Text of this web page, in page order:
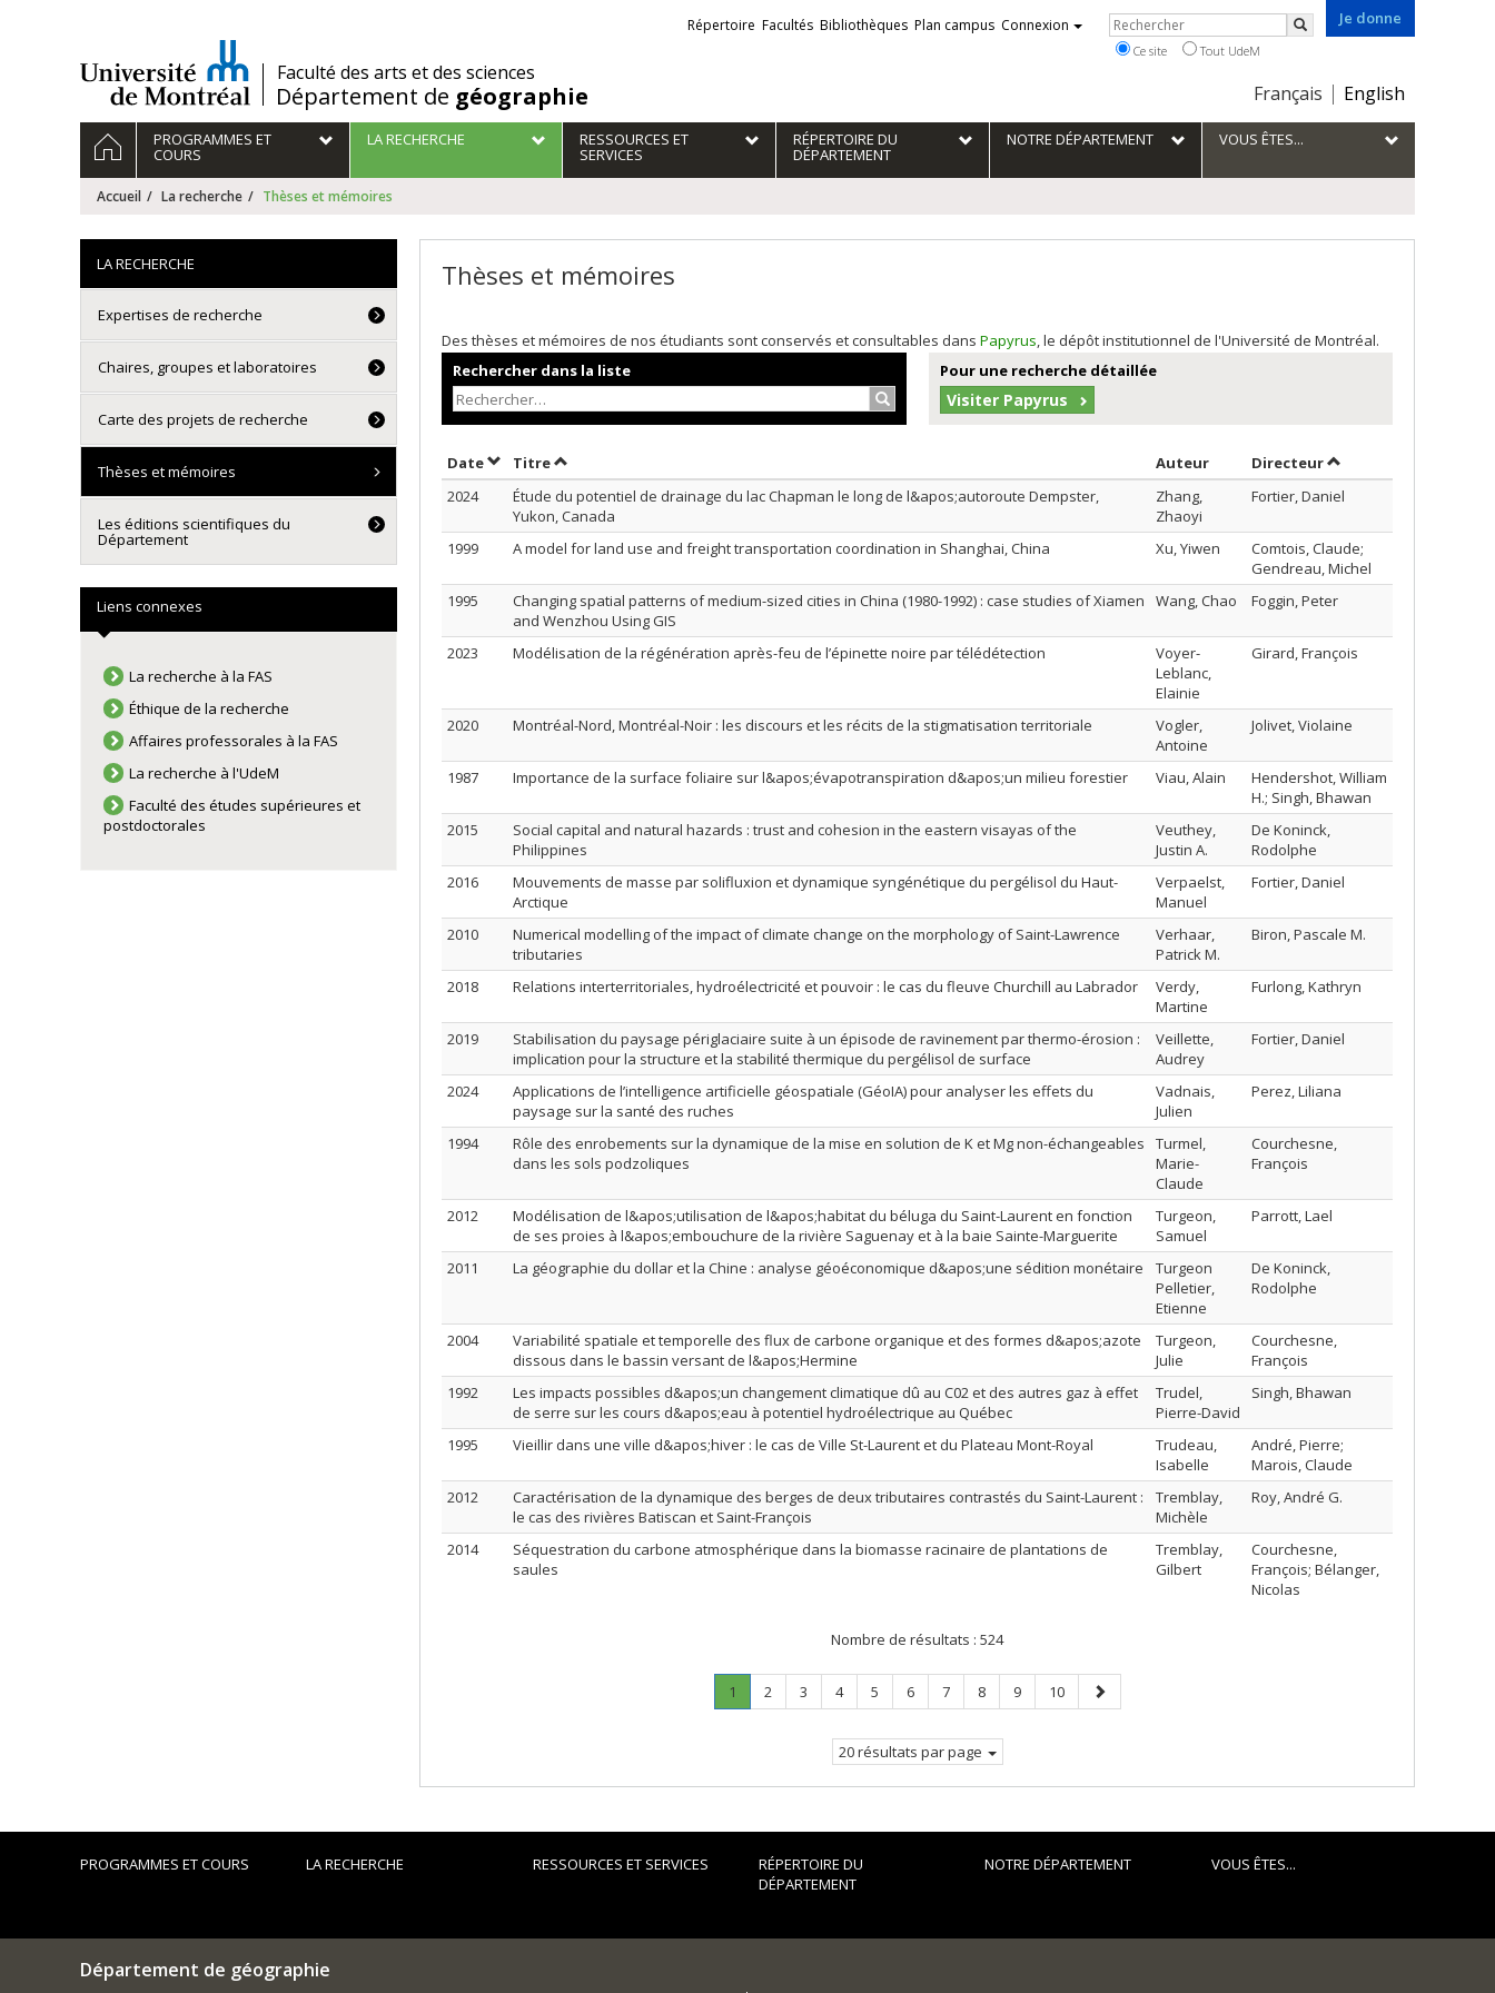
/Faculté des arts et des sciences
Département de géographie
Je donne
Choix
la
langue
Français English
Liens
externes
Répertoire Facultés Bibliothèques Plan campus Connexion Rechercher
Rechercher
Ce site Tout UdeM
Navigation
principale
ACCUEILPROGRAMMES ET
COURS
LA RECHERCHE RESSOURCES ET
SERVICES
RÉPERTOIRE DU
DÉPARTEMENT
NOTRE DÉPARTEMENT VOUS ÊTES...
Accueil La recherche Thèses et mémoires
Thèses et mémoires
Des thèses et mémoires de nos étudiants sont conservés et consultables dans Papyrus, le dépôt institutionnel de l'Université de Montréal.
Rechercher dans la liste
Rechercher…
Pour une recherche détaillée
Visiter Papyrus
DateTrier par date en ordre décroissant
TitreTrier par titre en ordre décroissant Auteur Trier par auteur en ordre décroissant
Directeurpar contributeur en
2024
Étude du potentiel de drainage du lac Chapman le long de l&apos;autoroute Dempster,
Yukon, Canada
Zhang,
Zhaoyi
Fortier, Daniel
1999 A model for land use and freight transportation coordination in Shanghai, China Xu, Yiwen
Comtois, Claude;
Gendreau, Michel
1995
Changing spatial patterns of medium-sized cities in China (1980-1992) : case studies of Xiamen
and Wenzhou Using GIS
Wang, Chao Foggin, Peter
2023 Modélisation de la régénération après-feu de l’épinette noire par télédétection
Voyer-
Leblanc,
Elainie
Girard, François
2020 Montréal-Nord, Montréal-Noir : les discours et les récits de la stigmatisation territoriale
Vogler,
Antoine
Jolivet, Violaine
1987 Importance de la surface foliaire sur l&apos;évapotranspiration d&apos;un milieu forestier Viau, Alain
Hendershot, William
H.; Singh, Bhawan
2015
Social capital and natural hazards : trust and cohesion in the eastern visayas of the
Philippines
Veuthey,
Justin A.
De Koninck,
Rodolphe
2016
Mouvements de masse par solifluxion et dynamique syngénétique du pergélisol du Haut-
Arctique
Verpaelst,
Manuel
Fortier, Daniel
2010
Numerical modelling of the impact of climate change on the morphology of Saint-Lawrence
tributaries
Verhaar,
Patrick M.
Biron, Pascale M.
2018 Relations interterritoriales, hydroélectricité et pouvoir : le cas du fleuve Churchill au Labrador
Verdy,
Martine
Furlong, Kathryn
2019
Stabilisation du paysage périglaciaire suite à un épisode de ravinement par thermo-érosion :
implication pour la structure et la stabilité thermique du pergélisol de surface
Veillette,
Audrey
Fortier, Daniel
2024
Applications de l’intelligence artificielle géospatiale (GéoIA) pour analyser les effets du
paysage sur la santé des ruches
Vadnais,
Julien
Perez, Liliana
1994
Rôle des enrobements sur la dynamique de la mise en solution de K et Mg non-échangeables
dans les sols podzoliques
Turmel,
Marie-
Claude
Courchesne,
François
2012
Modélisation de l&apos;utilisation de l&apos;habitat du béluga du Saint-Laurent en fonction
de ses proies à l&apos;embouchure de la rivière Saguenay et à la baie Sainte-Marguerite
Turgeon,
Samuel
Parrott, Lael
2011 La géographie du dollar et la Chine : analyse géoéconomique d&apos;une sédition monétaire
Turgeon
Pelletier,
Etienne
De Koninck,
Rodolphe
2004
Variabilité spatiale et temporelle des flux de carbone organique et des formes d&apos;azote
dissous dans le bassin versant de l&apos;Hermine
Turgeon,
Julie
Courchesne,
François
1992
Les impacts possibles d&apos;un changement climatique dû au C02 et des autres gaz à effet
de serre sur les cours d&apos;eau à potentiel hydroélectrique au Québec
Trudel,
Pierre-David
Singh, Bhawan
1995 Vieillir dans une ville d&apos;hiver : le cas de Ville St-Laurent et du Plateau Mont-Royal
Trudeau,
Isabelle
André, Pierre;
Marois, Claude
2012
Caractérisation de la dynamique des berges de deux tributaires contrastés du Saint-Laurent :
le cas des rivières Batiscan et Saint-François
Tremblay,
Michèle
Roy, André G.
2014
Séquestration du carbone atmosphérique dans la biomasse racinaire de plantations de
saules
Tremblay,
Gilbert
Courchesne,
François; Bélanger,
Nicolas
Nombre de résultats : 524
Page
1
Page
Page
2 Page
3 Page
4 Page
5 Page
6 Page
7 Page
8 Page
9 Page
10
Page
suivante
20 résultats par page
LA RECHERCHE
Expertises de recherche
Chaires, groupes et laboratoires
Carte des projets de recherche
Thèses et mémoires
Les éditions scientifiques du
Département
Liens connexes
La recherche à la FAS
Éthique de la recherche
Affaires professorales à la FAS
La recherche à l'UdeM
Faculté des études supérieures et
postdoctorales
PROGRAMMES ET COURS LA RECHERCHE RESSOURCES ET SERVICES
RÉPERTOIRE DU
DÉPARTEMENT
NOTRE DÉPARTEMENT VOUS ÊTES...
Département de géographie